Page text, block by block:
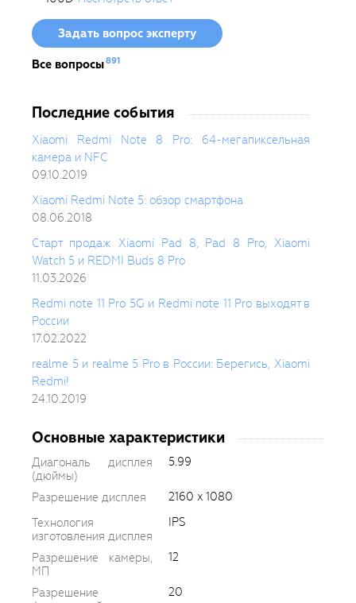
Задать вопрос эксперту
Все вопросы891
Последние события
Xiaomi Redmi Note 8 Pro: 64-мегапиксельная
камера и NFC
09.10.2019
Xiaomi Redmi Note 5: обзор смартфона
08.06.2018
Старт продаж Xiaomi Pad 8, Pad 8 Pro, Xiaomi
Watch 5 и REDMI Buds 8 Pro
11.03.2026
Redmi note 11 Pro 5G и Redmi note 11 Pro выходят в
России
17.02.2022
realme 5 и realme 5 Pro в России: Берегись, Xiaomi
Redmi!
24.10.2019
Основные характеристики
Диагональ дисплея
(дюймы)
5.99
Разрешение дисплея
2160 x 1080
Технология
изготовления дисплея
IPS
Разрешение камеры,
МП
12
Разрешение
20